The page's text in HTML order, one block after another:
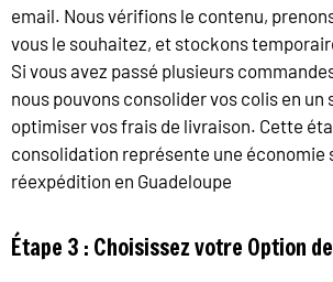
email. Nous vérifions le contenu,
vous le souhaitez, et stockons
Si vous avez passé plusieurs
nous pouvons consolider vos colis en un
optimiser vos frais de livraison. Cette
consolidation représente une économie
réexpédition en Guadeloupe
Étape 3 : Choisissez votre Option